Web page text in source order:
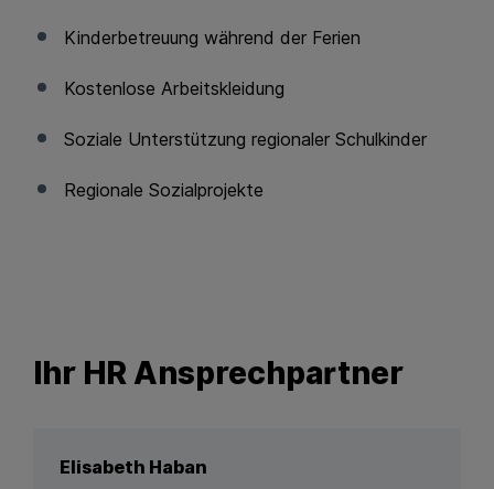
Kinderbetreuung während der Ferien
Kostenlose Arbeitskleidung
Soziale Unterstützung regionaler Schulkinder
Regionale Sozialprojekte
Ihr HR Ansprechpartner
Elisabeth Haban